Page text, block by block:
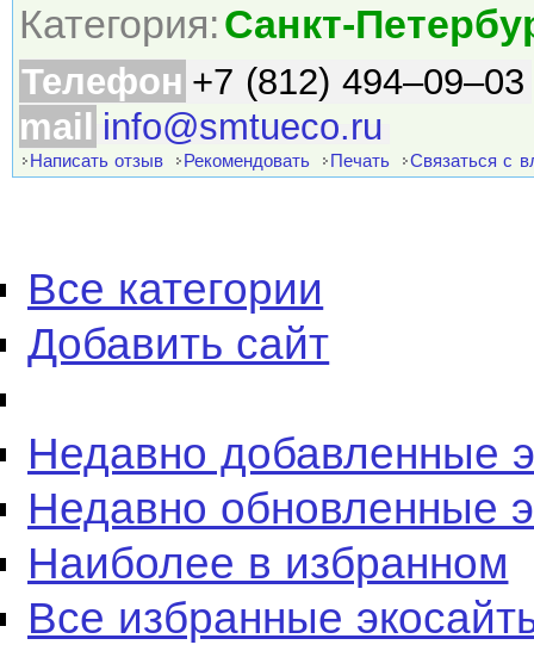
Категория:Санкт-
Телефон +7 (812) 494–09–03
mail info@smtueco.ru
Написать отзыв Рекомендовать Печать Связаться с
Все категории
Добавить сайт
Недавно добавленные
Недавно обновленные
Наиболее в избранном
Все избранные